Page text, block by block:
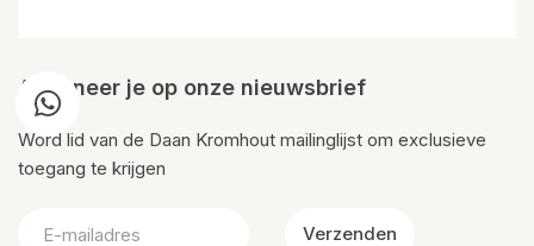
Abonneer je op onze nieuwsbrief
Word lid van de Daan Kromhout mailinglijst om exclusieve
toegang te krijgen
Verzenden